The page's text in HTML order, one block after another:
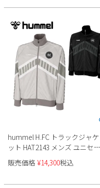
hummel H.FC トラックジャケ
ット HAT2143 メンズ ユニセッ
クス
販売価格 ¥14,300税込